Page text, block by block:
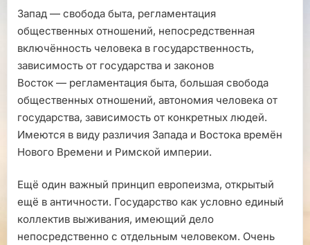
Запад — свобода быта, регламентация
общественных отношений, непосредственная
включённость человека в государственность,
зависимость от государства и законов
Восток — регламентация быта, большая свобода
общественных отношений, автономия человека от
государства, зависимость от конкретных людей.
Имеются в виду различия Запада и Востока времён
Нового Времени и Римской империи.
Ещё один важный принцип европеизма, открытый
ещё в античности. Государство как условно единый
коллектив выживания, имеющий дело
непосредственно с отдельным человеком. Очень